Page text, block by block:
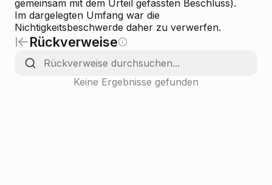
gemeinsam mit dem Urteil gefassten Beschluss).
Im dargelegten Umfang war die
Nichtigkeitsbeschwerde daher zu verwerfen.
Rückverweise
Keine Ergebnisse gefunden